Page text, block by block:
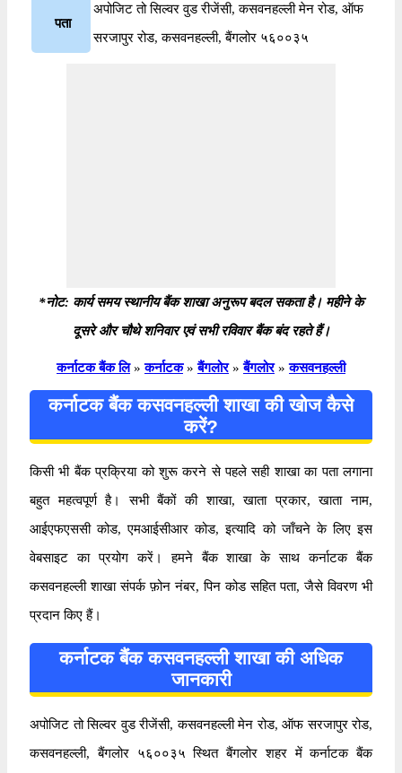
पता
अपोजिट तो सिल्वर वुड रीजेंसी, कसवनहल्ली मेन रोड, ऑफ
सरजापुर रोड, कसवनहल्ली, बैंगलोर ५६००३५
*नोट: कार्य समय स्थानीय बैंक शाखा अनुरूप बदल सकता है। महीने के
दूसरे और चौथे शनिवार एवं सभी रविवार बैंक बंद रहते हैं।
कर्नाटक बैंक लि » कर्नाटक » बैंगलोर » बैंगलोर » कसवनहल्ली
कर्नाटक बैंक कसवनहल्ली शाखा की खोज कैसे
करें?
किसी भी बैंक प्रक्रिया को शुरू करने से पहले सही शाखा का पता लगाना
बहुत महत्वपूर्ण है। सभी बैंकों की शाखा, खाता प्रकार, खाता नाम,
आईएफएससी कोड, एमआईसीआर कोड, इत्यादि को जाँचने के लिए इस
वेबसाइट का प्रयोग करें। हमने बैंक शाखा के साथ कर्नाटक बैंक
कसवनहल्ली शाखा संपर्क फ़ोन नंबर, पिन कोड सहित पता, जैसे विवरण भी
प्रदान किए हैं।
कर्नाटक बैंक कसवनहल्ली शाखा की अधिक
जानकारी
अपोजिट तो सिल्वर वुड रीजेंसी, कसवनहल्ली मेन रोड, ऑफ सरजापुर रोड,
कसवनहल्ली, बैंगलोर ५६००३५ स्थित बैंगलोर शहर में कर्नाटक बैंक